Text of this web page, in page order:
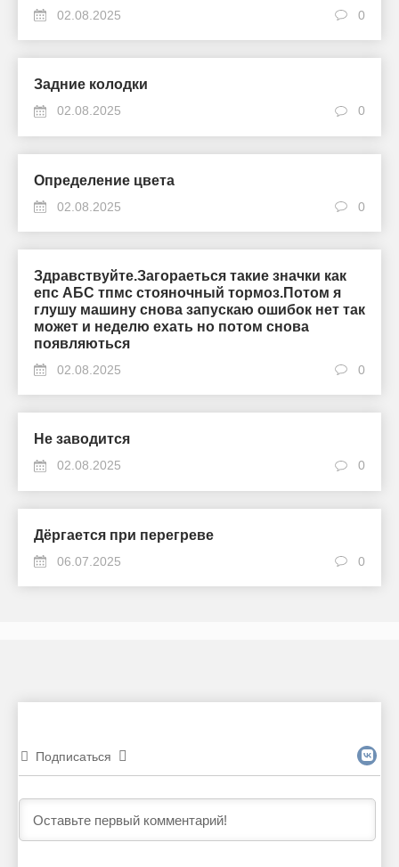
02.08.2025 0
Задние колодки
02.08.2025 0
Определение цвета
02.08.2025 0
Здравствуйте.Загораеться такие значки как
епс АБС тпмс стояночный тормоз.Потом я
глушу машину снова запускаю ошибок нет так
может и неделю ехать но потом снова
появляються
02.08.2025 0
Не заводится
02.08.2025 0
Дёргается при перегреве
06.07.2025 0
Подписаться